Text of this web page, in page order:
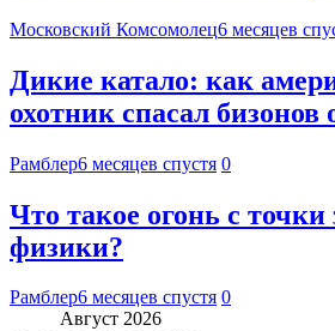
Московский Комсомолец6 месяцев
Дикие катало: как
охотник спасал
Рамблер6 месяцев спустя 0
Что такое огонь с точки
физики?
Рамблер6 месяцев спустя 0
Август 2026